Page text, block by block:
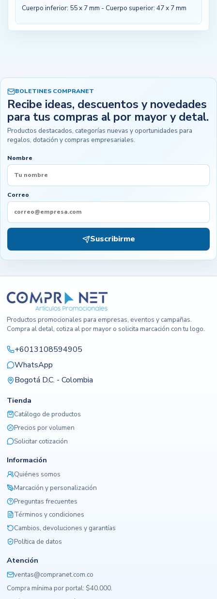
Cuerpo inferior: 55 x 7 mm - Cuerpo superior: 47 x 7 mm
BOLETINES COMPRANET
Recibe ideas, descuentos y novedades
para tus compras al por mayor y detal.
Productos destacados, categorías nuevas y oportunidades para
regalos, dotación y compras empresariales.
Nombre
Correo
Suscribirme
Productos promocionales para empresas, eventos y campañas.
Compra al detal, cotiza al por mayor o solicita marcación con tu logo.
+6013108594905
WhatsApp
Bogotá D.C. - Colombia
Tienda
Catálogo de productos
Precios por volumen
Solicitar cotización
Información
Quiénes somos
Marcación y personalización
Preguntas frecuentes
Términos y condiciones
Cambios, devoluciones y garantías
Política de datos
Atención
ventas@compranet.com.co
Compra mínima por portal: $40.000.